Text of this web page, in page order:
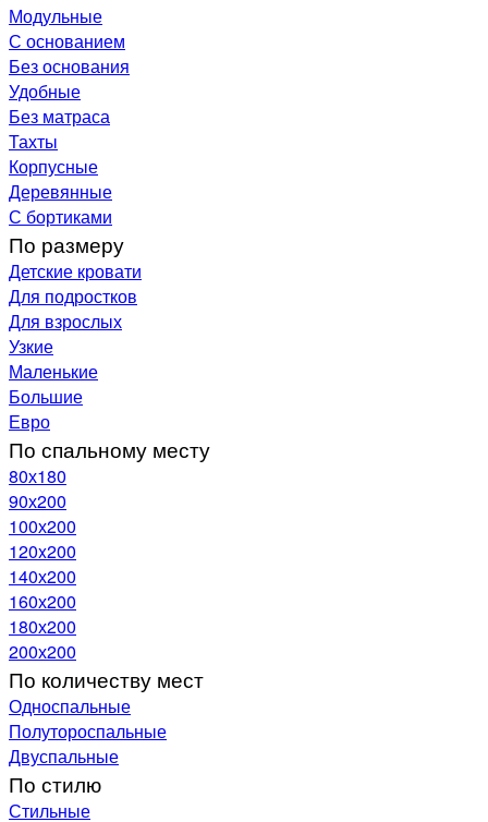
Модульные
С основанием
Без основания
Удобные
Без матраса
Тахты
Корпусные
Деревянные
С бортиками
По размеру
Детские кровати
Для подростков
Для взрослых
Узкие
Маленькие
Большие
Евро
По спальному месту
80х180
90х200
100х200
120x200
140х200
160х200
180х200
200х200
По количеству мест
Односпальные
Полутороспальные
Двуспальные
По стилю
Стильные